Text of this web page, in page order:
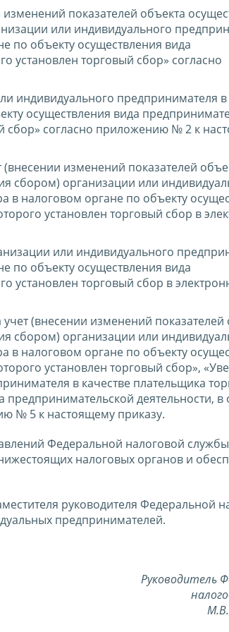
показателей объекта
или индивидуального
по объекту осуществления вида
установлен торговый сбор» согласно
индивидуального предпринимателя в
осуществления вида
сбор» согласно приложению № 2 к
изменений показателей
сбором) организации или
в налоговом органе по объекту
установлен торговый сбор в
или индивидуального
по объекту осуществления вида
установлен торговый сбор в
(внесении изменений показателей
сбором) организации или
в налоговом органе по объекту
установлен торговый сбор»,
в качестве плательщика
предпринимательской деятельности,
№ 5 к настоящему приказу.
Федеральной налоговой
налоговых органов и
руководителя Федеральной
предпринимателей.
Руководитель